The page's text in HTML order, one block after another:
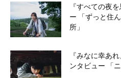
『すべての夜
ー 「ずっと住
所」
『みなに幸あ
ンタビュー 「